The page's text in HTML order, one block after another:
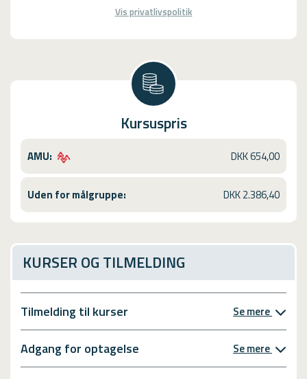
Vis privatlivspolitik
Kursuspris
AMU: DKK 654,00
Uden for målgruppe: DKK 2.386,40
KURSER OG TILMELDING
Tilmelding til kurser Se mere
Adgang for optagelse Se mere